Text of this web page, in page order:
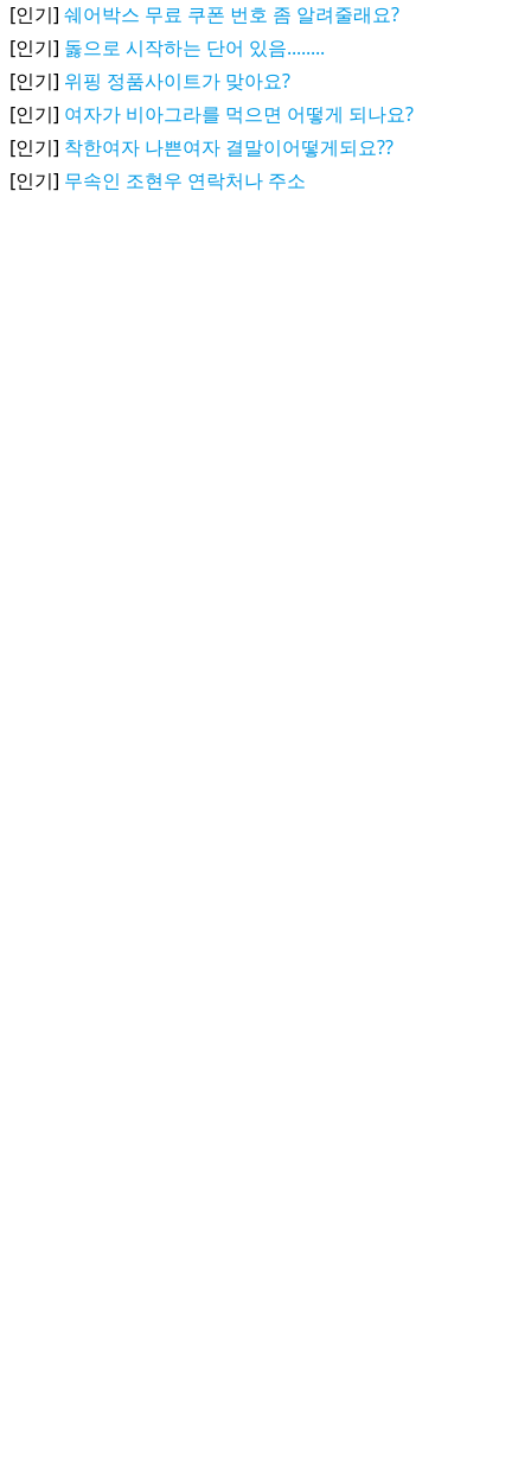
[인기] 쉐어박스 무료 쿠폰 번호 좀 알려줄래요?
[인기] 돓으로 시작하는 단어 있음........
[인기] 위핑 정품사이트가 맞아요?
[인기] 여자가 비아그라를 먹으면 어떻게 되나요?
[인기] 착한여자 나쁜여자 결말이어떻게되요??
[인기] 무속인 조현우 연락처나 주소